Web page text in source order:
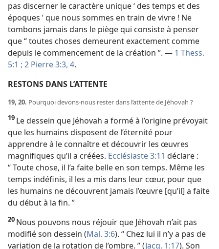
pas discerner le caractère unique ‘ des temps et des
époques ’ que nous sommes en train de vivre ! Ne
tombons jamais dans le piège qui consiste à penser
que “ toutes choses demeurent exactement comme
depuis le commencement de la création ”. — 1 Thess.
5:1 ; 2 Pierre 3:3, 4.
RESTONS DANS L’ATTENTE
19, 20. Pourquoi devons-​nous rester dans l’attente de Jéhovah ?
19 Le dessein que Jéhovah a formé à l’origine prévoyait
que les humains disposent de l’éternité pour
apprendre à le connaître et découvrir les œuvres
magnifiques qu’il a créées. Ecclésiaste 3:11 déclare :
“ Toute chose, il l’a faite belle en son temps. Même les
temps indéfinis, il les a mis dans leur cœur, pour que
les humains ne découvrent jamais l’œuvre [qu’il] a faite
du début à la fin. ”
20 Nous pouvons nous réjouir que Jéhovah n’ait pas
modifié son dessein (Mal. 3:6). “ Chez lui il n’y a pas de
variation de la rotation de l’ombre. ” (Jacq. 1:17). Son